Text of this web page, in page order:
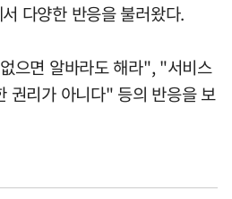
다양한 반응을 불러왔다.
으면 알바라도 해라", "서비스
권리가 아니다" 등의 반응을 보